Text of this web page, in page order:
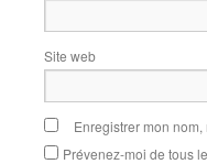
Site web
Enregistrer mon
Prévenez-moi de tous